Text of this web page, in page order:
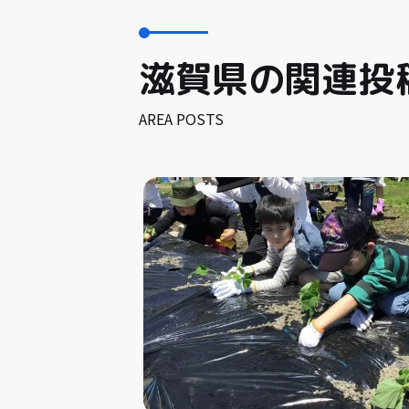
滋賀県の関連投
AREA POSTS